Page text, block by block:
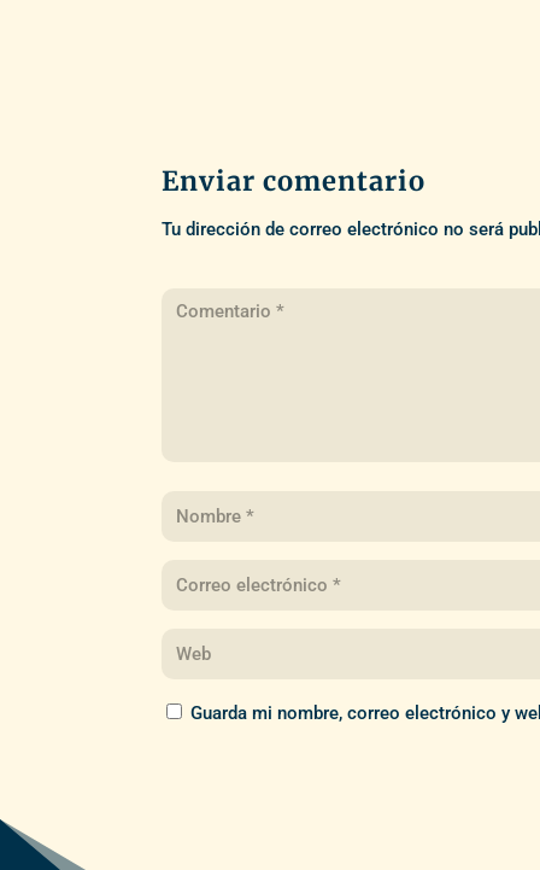
Enviar comentario
Tu dirección de correo electrónico no será
Guarda mi nombre, correo electrónico y